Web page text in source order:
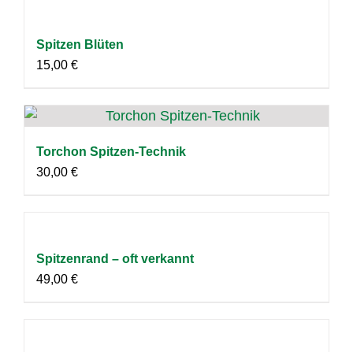
Spitzen Blüten
15,00 €
Torchon Spitzen-Technik
30,00 €
Spitzenrand – oft verkannt
49,00 €